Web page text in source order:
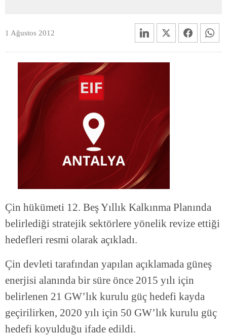
1 Ağustos 2012
Çin hükümeti 12. Beş Yıllık Kalkınma Planında
belirlediği stratejik sektörlere yönelik revize ettiği
hedefleri resmi olarak açıkladı.
Çin devleti tarafından yapılan açıklamada güneş
enerjisi alanında bir süre önce 2015 yılı için
belirlenen 21 GW’lık kurulu güç hedefi kayda
geçirilirken, 2020 yılı için 50 GW’lık kurulu güç
hedefi koyulduğu ifade edildi.